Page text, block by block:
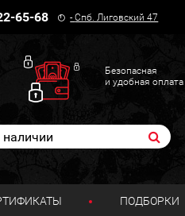
65-68 -Спб. Лиговский 47
Безопасная
и удобная оплата
ПОДБОРКИ